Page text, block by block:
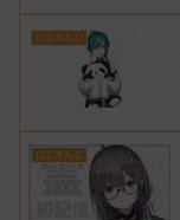
にじさんじ
にじさんじ